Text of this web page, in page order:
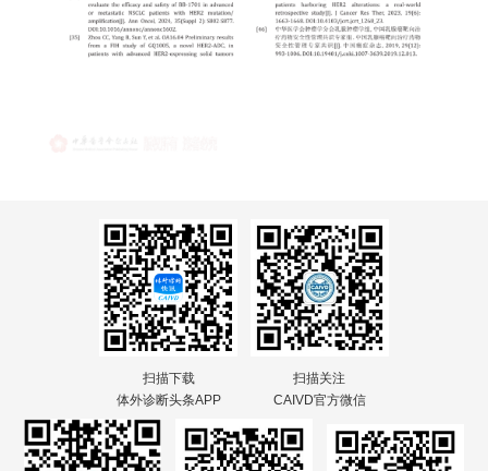
扫描下载
体外诊断头条APP
扫描关注
CAIVD官方微信